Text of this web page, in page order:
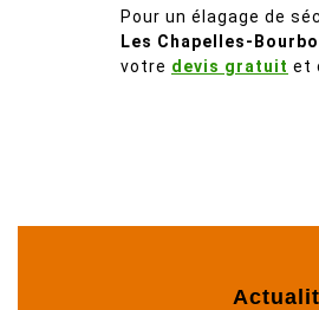
Pour un élagage de
Les Chapelles-
votre devis gratuit et